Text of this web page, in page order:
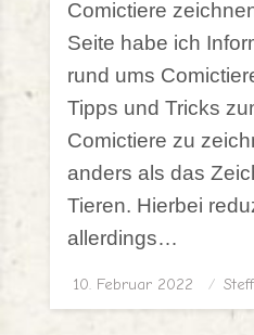
Comictiere
Seite habe ich
rund ums
Tipps und Tricks
Comictiere zu
anders als das
Tieren. Hierbei
allerdings…
Posted
on
10. Februar 2022